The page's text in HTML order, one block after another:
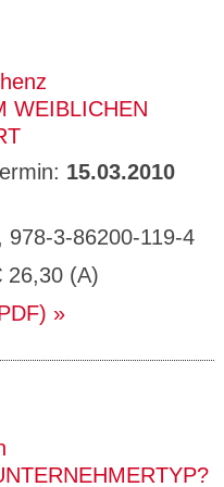
WEIBLICHEN
15.03.2010
978-3-86200-119-4
26,30 (A)